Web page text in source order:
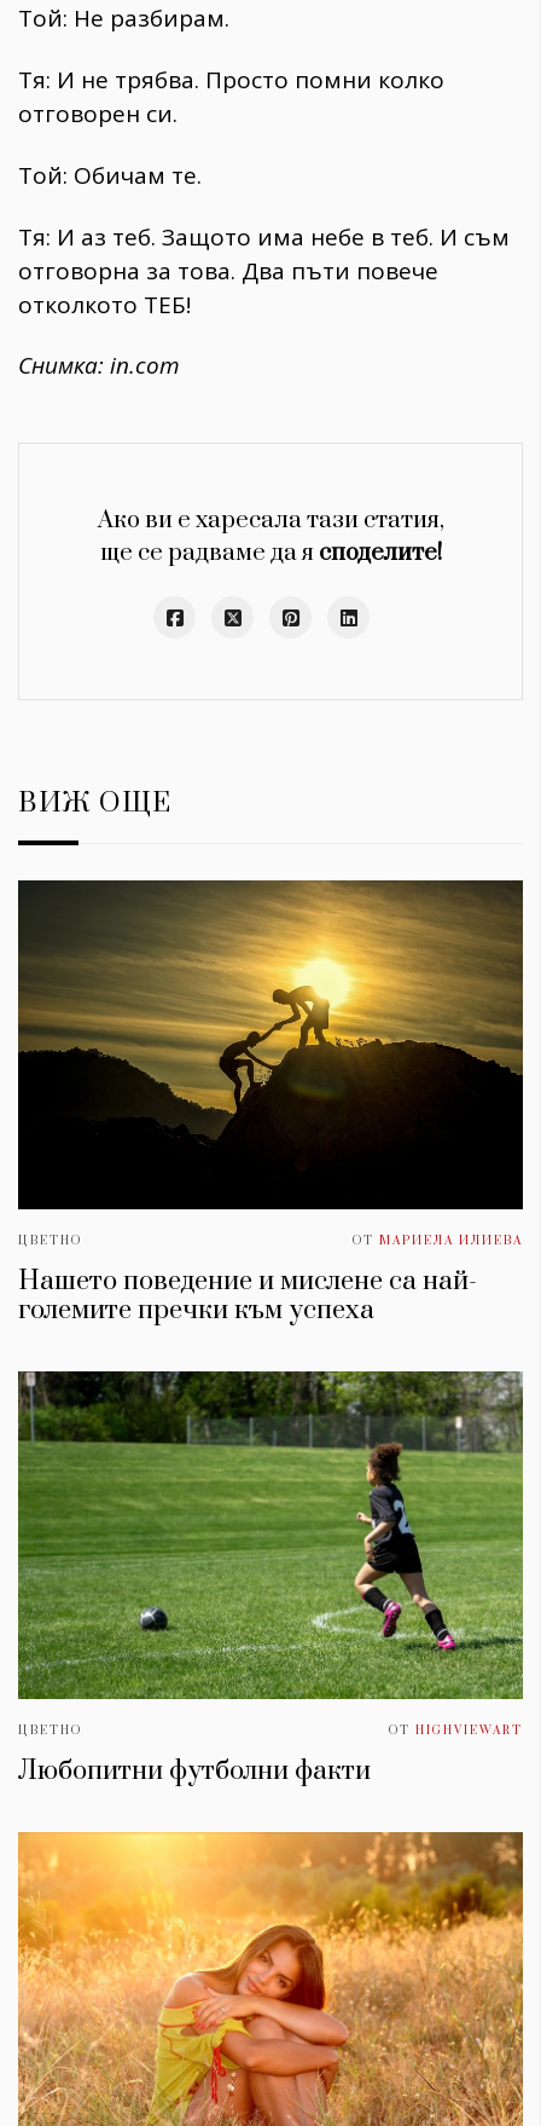
Той: Не разбирам.
Тя: И не трябва. Просто помни колко
отговорен си.
Той: Обичам те.
Тя: И аз теб. Защото има небе в теб. И съм
отговорна за това. Два пъти повече
отколкото ТЕБ!
Снимка: in.com
Ако ви е харесала тази статия,
ще се радваме да я споделите!
ВИЖ ОЩЕ
ЦВЕТНО ОТ МАРИЕЛА ИЛИЕВА
Нашето поведение и мислене са най-
големите пречки към успеха
ЦВЕТНО ОТ HIGHVIEWART
Любопитни футболни факти